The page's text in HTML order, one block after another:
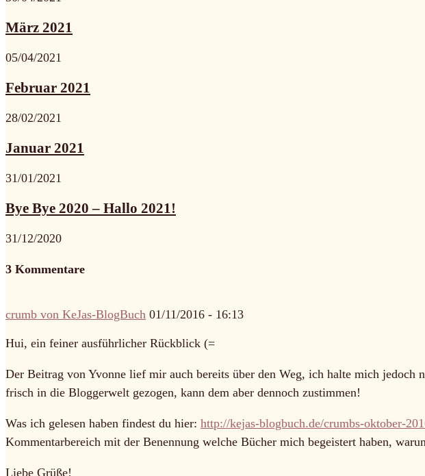
März 2021
05/04/2021
Februar 2021
28/02/2021
Januar 2021
31/01/2021
Bye Bye 2020 – Hallo 2021!
31/12/2020
3 Kommentare
crumb von KeJas-BlogBuch 01/11/2016 - 16:13
Hui, ein feiner ausführlicher Rückblick (=
Der Beitrag von Yvonne lief mir auch bereits über den Weg, ich halte mich jedoch
frisch in die Bloggerwelt gezogen, kann dem aber dennoch zustimmen!
Was ich gelesen haben findest du hier: http://kejas-blogbuch.de/crumbs-oktober-
Kommentarbereich mit der Benennung welche Bücher mich begeistert haben,
Liebe Grüße!